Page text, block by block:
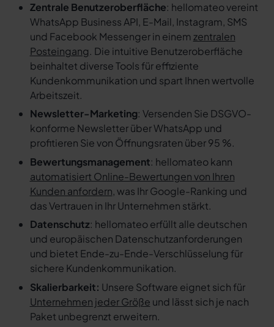
Zentrale Benutzeroberfläche: hellomateo vereint
WhatsApp Business API, E-Mail, Instagram, SMS
und Facebook Messenger in einem zentralen
Posteingang. Die intuitive Benutzeroberfläche
beinhaltet diverse Tools für effiziente
Kundenkommunikation und spart Ihnen wertvolle
Arbeitszeit.
Newsletter-Marketing: Versenden Sie DSGVO-
konforme Newsletter über WhatsApp und
profitieren Sie von Öffnungsraten über 95 %.
Bewertungsmanagement: hellomateo kann
automatisiert Online-Bewertungen von Ihren
Kunden anfordern, was Ihr Google-Ranking und
das Vertrauen in Ihr Unternehmen stärkt.
Datenschutz: hellomateo erfüllt alle deutschen
und europäischen Datenschutzanforderungen
und bietet Ende-zu-Ende-Verschlüsselung für
sichere Kundenkommunikation.
Skalierbarkeit: Unsere Software eignet sich für
Unternehmen jeder Größe und lässt sich je nach
Paket unbegrenzt erweitern.